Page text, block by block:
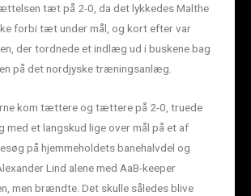
tæt på 2-0, da det lykkedes Malthe
forbi tæt under mål, og kort efter var
der tordnede et indlæg ud i buskene bag
på det nordjyske træningsanlæg.
kom tættere og tættere på 2-0, truede
med et langskud lige over mål på et af
på hjemmeholdets banehalvdel og
Lind alene med AaB-keeper
men brændte. Det skulle således blive